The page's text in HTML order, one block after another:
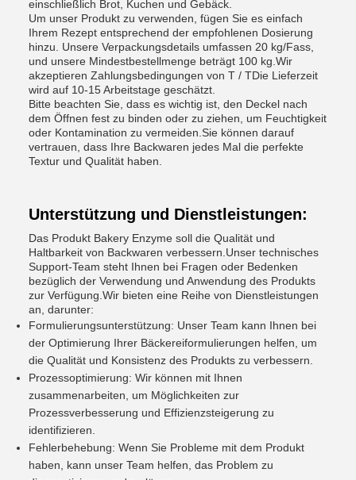
einschließlich Brot, Kuchen und Gebäck.
Um unser Produkt zu verwenden, fügen Sie es einfach
Ihrem Rezept entsprechend der empfohlenen Dosierung
hinzu. Unsere Verpackungsdetails umfassen 20 kg/Fass,
und unsere Mindestbestellmenge beträgt 100 kg.Wir
akzeptieren Zahlungsbedingungen von T / TDie Lieferzeit
wird auf 10-15 Arbeitstage geschätzt.
Bitte beachten Sie, dass es wichtig ist, den Deckel nach
dem Öffnen fest zu binden oder zu ziehen, um Feuchtigkeit
oder Kontamination zu vermeiden.Sie können darauf
vertrauen, dass Ihre Backwaren jedes Mal die perfekte
Textur und Qualität haben.
Unterstützung und Dienstleistungen:
Das Produkt Bakery Enzyme soll die Qualität und
Haltbarkeit von Backwaren verbessern.Unser technisches
Support-Team steht Ihnen bei Fragen oder Bedenken
bezüglich der Verwendung und Anwendung des Produkts
zur Verfügung.Wir bieten eine Reihe von Dienstleistungen
an, darunter:
Formulierungsunterstützung: Unser Team kann Ihnen bei
der Optimierung Ihrer Bäckereiformulierungen helfen, um
die Qualität und Konsistenz des Produkts zu verbessern.
Prozessoptimierung: Wir können mit Ihnen
zusammenarbeiten, um Möglichkeiten zur
Prozessverbesserung und Effizienzsteigerung zu
identifizieren.
Fehlerbehebung: Wenn Sie Probleme mit dem Produkt
haben, kann unser Team helfen, das Problem zu